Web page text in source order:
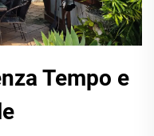
Tempo e